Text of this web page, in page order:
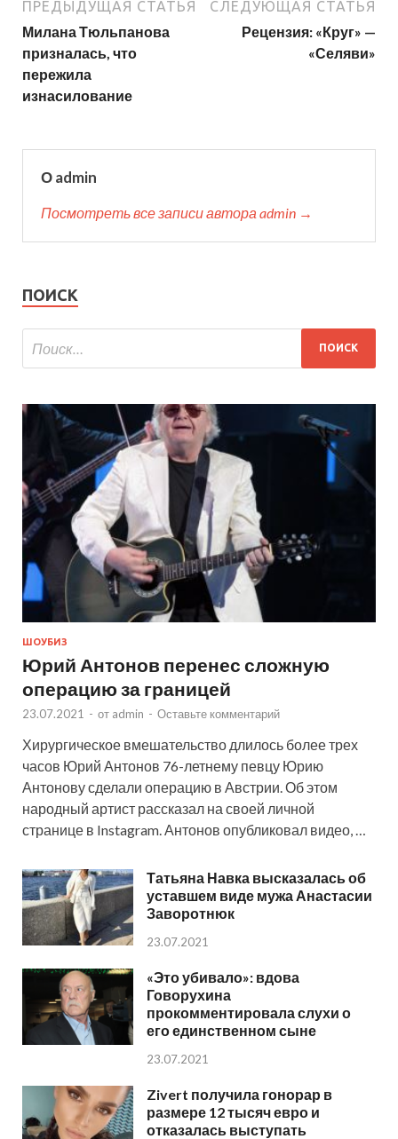
ПРЕДЫДУЩАЯ СТАТЬЯ
Милана Тюльпанова
призналась, что
пережила
изнасилование
СЛЕДУЮЩАЯ СТАТЬЯ
Рецензия: «Круг» —
«Селяви»
О admin
Посмотреть все записи автора admin →
ПОИСК
ШОУБИЗ
Юрий Антонов перенес сложную
операцию за границей
23.07.2021 - от admin - Оставьте комментарий
Хирургическое вмешательство длилось более трех
часов Юрий Антонов 76-летнему певцу Юрию
Антонову сделали операцию в Австрии. Об этом
народный артист рассказал на своей личной
странице в Instagram. Антонов опубликовал видео, …
Татьяна Навка высказалась об
уставшем виде мужа Анастасии
Заворотнюк
23.07.2021
«Это убивало»: вдова
Говорухина
прокомментировала слухи о
его единственном сыне
23.07.2021
Zivert получила гонорар в
размере 12 тысяч евро и
отказалась выступать